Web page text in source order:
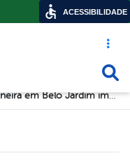
Acesso
Ação pioneira em Belo Jardim implanta análise microbiológica nas águas distribuídas pelo Exército
ACESSIBILIDADE